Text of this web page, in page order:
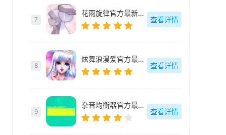
7
花雨旋律官方最新版-1.0.8
查看详情
8
炫舞浪漫爱官方最新版-1.40.0
查看详情
9
杂音均衡器官方最新版-v0.4.20
查看详情